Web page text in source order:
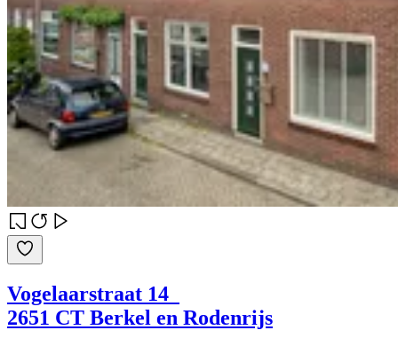
Vogelaarstraat 14
2651 CT Berkel en Rodenrijs